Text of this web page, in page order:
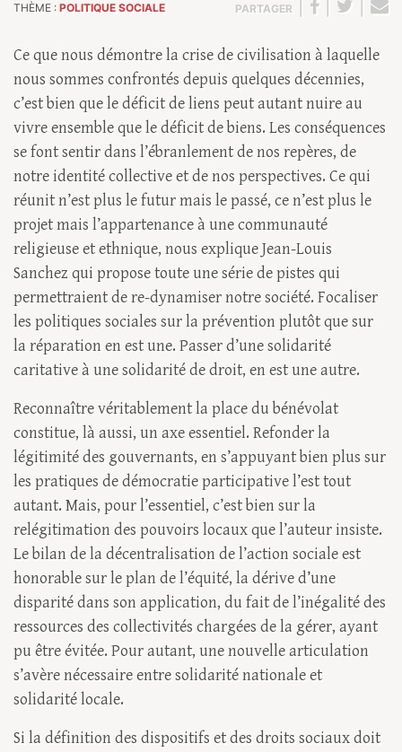
THÈME : POLITIQUE SOCIALE PARTAGER
Ce que nous démontre la crise de civilisation à laquelle
nous sommes confrontés depuis quelques décennies,
c’est bien que le déficit de liens peut autant nuire au
vivre ensemble que le déficit de biens. Les conséquences
se font sentir dans l’ébranlement de nos repères, de
notre identité collective et de nos perspectives. Ce qui
réunit n’est plus le futur mais le passé, ce n’est plus le
projet mais l’appartenance à une communauté
religieuse et ethnique, nous explique Jean-Louis
Sanchez qui propose toute une série de pistes qui
permettraient de re-dynamiser notre société. Focaliser
les politiques sociales sur la prévention plutôt que sur
la réparation en est une. Passer d’une solidarité
caritative à une solidarité de droit, en est une autre.
Reconnaître véritablement la place du bénévolat
constitue, là aussi, un axe essentiel. Refonder la
légitimité des gouvernants, en s’appuyant bien plus sur
les pratiques de démocratie participative l’est tout
autant. Mais, pour l’essentiel, c’est bien sur la
relégitimation des pouvoirs locaux que l’auteur insiste.
Le bilan de la décentralisation de l’action sociale est
honorable sur le plan de l’équité, la dérive d’une
disparité dans son application, du fait de l’inégalité des
ressources des collectivités chargées de la gérer, ayant
pu être évitée. Pour autant, une nouvelle articulation
s’avère nécessaire entre solidarité nationale et
solidarité locale.
Si la définition des dispositifs et des droits sociaux doit